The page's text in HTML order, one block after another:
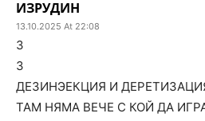
ИЗРУДИН
13.10.2025 At 22:08
3
3
ДЕЗИНЭЕКЦИЯ И
ТАМ НЯМА ВЕЧЕ С КОЙ ДА